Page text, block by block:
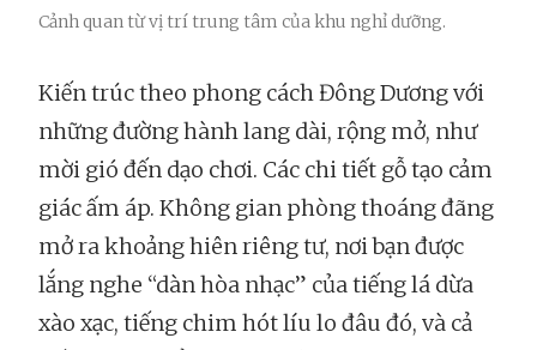
Cảnh quan từ vị trí trung tâm của khu nghỉ dưỡng.
Kiến trúc theo phong cách Đông Dương với
những đường hành lang dài, rộng mở, như
mời gió đến dạo chơi. Các chi tiết gỗ tạo cảm
giác ấm áp. Không gian phòng thoáng đãng
mở ra khoảng hiên riêng tư, nơi bạn được
lắng nghe “dàn hòa nhạc” của tiếng lá dừa
xào xạc, tiếng chim hót líu lo đâu đó, và cả